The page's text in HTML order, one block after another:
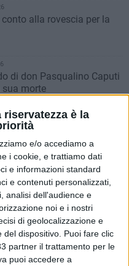
è la
e/o accediamo a
i cookie, e trattiamo dati
e informazioni standard
e contenuti personalizzati,
analisi dell'audience e
noi e i nostri
di geolocalizzazione e
del dispositivo. Puoi fare clic
partner il trattamento per le
puoi accedere a
alla rovescia per la
di don Pasqualino Caputi
sua morte
presentate tutte le
edizione
dei Santi Martiri -
della Festa Patronale